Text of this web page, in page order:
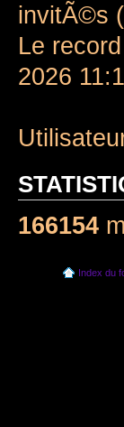
invitÃ©s
Le
2026
166154
Index du